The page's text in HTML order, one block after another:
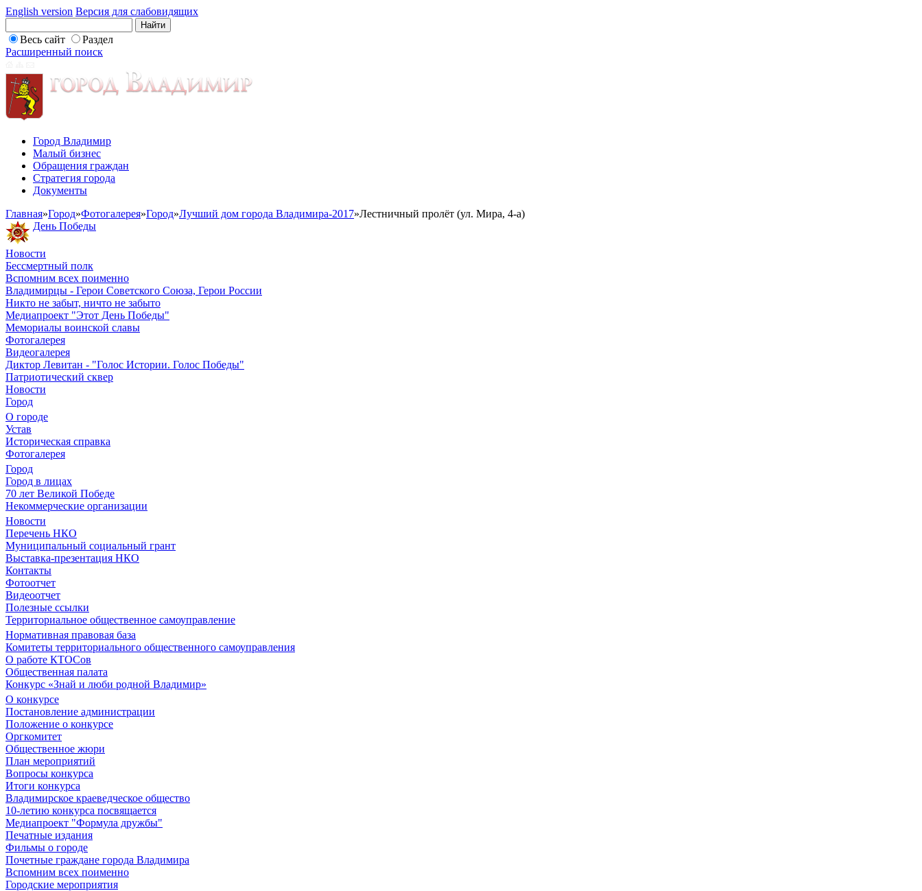
English version Версия для слабовидящих
Весь сайт
Раздел
Расширенный поиск
Город Владимир
Малый бизнес
Обращения граждан
Стратегия города
Документы
Главная»Город»Фотогалерея»Город»Лучший дом города Владимира-2017»Лестничный пролёт (ул. Мира, 4-а)
День Победы
Новости
Бессмертный полк
Вспомним всех поименно
Владимирцы - Герои Советского Союза, Герои России
Никто не забыт, ничто не забыто
Медиапроект "Этот День Победы"
Мемориалы воинской славы
Фотогалерея
Видеогалерея
Диктор Левитан - "Голос Истории. Голос Победы"
Патриотический сквер
Новости
Город
О городе
Устав
Историческая справка
Фотогалерея
Город
Город в лицах
70 лет Великой Победе
Некоммерческие организации
Новости
Перечень НКО
Муниципальный социальный грант
Выставка-презентация НКО
Контакты
Фотоотчет
Видеоотчет
Полезные ссылки
Территориальное общественное самоуправление
Нормативная правовая база
Комитеты территориального общественного самоуправления
О работе КТОСов
Общественная палата
Конкурс «Знай и люби родной Владимир»
О конкурсе
Постановление администрации
Положение о конкурсе
Оргкомитет
Общественное жюри
План мероприятий
Вопросы конкурса
Итоги конкурса
Владимирское краеведческое общество
10-летию конкурса посвящается
Медиапроект "Формула дружбы"
Печатные издания
Фильмы о городе
Почетные граждане города Владимира
Вспомним всех поименно
Городские мероприятия